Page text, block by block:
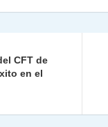
ai nt nt
CFT de
en el